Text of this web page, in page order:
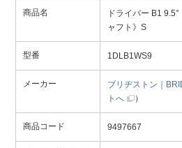
商品名
ドライバー B1
ャフト》S
型番 1DLB1WS9
メーカー ブリヂストン｜
トへ
）
商品コード 9497667